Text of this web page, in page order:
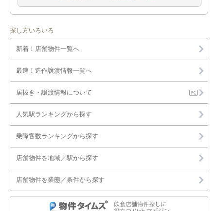
探し方いろいろ
新着！店舗物件一覧へ
最速！造作譲渡情報一覧へ
居抜き・譲渡情報について
人気駅ランキングから探す
乗降客数ランキングから探す
店舗物件を地域／駅から探す
店舗物件を業態／条件から探す